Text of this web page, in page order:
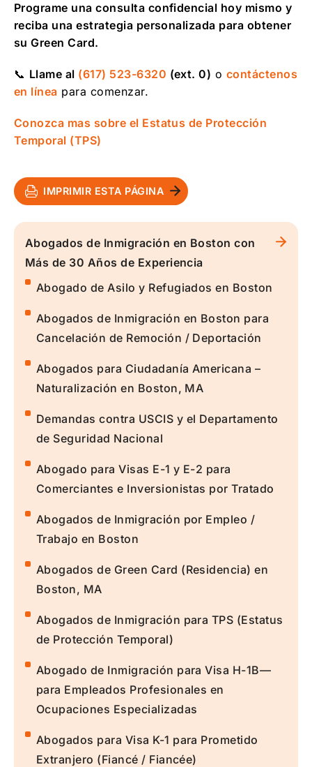
Programe una consulta confidencial hoy mismo y
reciba una estrategia personalizada para obtener
su Green Card.
📞 Llame al (617) 523-6320 (ext. 0) o contáctenos
en línea para comenzar.
Conozca mas sobre el Estatus de Protección
Temporal (TPS)
IMPRIMIR ESTA PÁGINA
Abogados de Inmigración en Boston con
Más de 30 Años de Experiencia
Abogado de Asilo y Refugiados en Boston
Abogados de Inmigración en Boston para
Cancelación de Remoción / Deportación
Abogados para Ciudadanía Americana –
Naturalización en Boston, MA
Demandas contra USCIS y el Departamento
de Seguridad Nacional
Abogado para Visas E-1 y E-2 para
Comerciantes e Inversionistas por Tratado
Abogados de Inmigración por Empleo /
Trabajo en Boston
Abogados de Green Card (Residencia) en
Boston, MA
Abogados de Inmigración para TPS (Estatus
de Protección Temporal)
Abogado de Inmigración para Visa H-1B—
para Empleados Profesionales en
Ocupaciones Especializadas
Abogados para Visa K-1 para Prometido
Extranjero (Fiancé / Fiancée)